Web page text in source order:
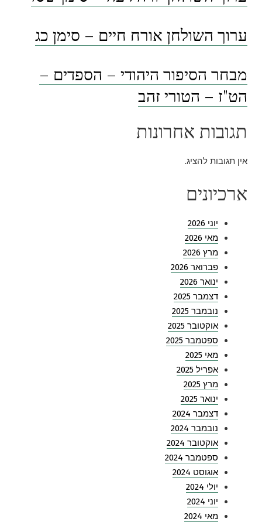
ערוך השולחן אורח חיים – סימן כג
מבחר הסיפור היהודי – הספדים –
הט"ז – הטורי זהב
תגובות אחרונות
אין תגובות להציג.
ארכיונים
יוני 2026
מאי 2026
מרץ 2026
פברואר 2026
ינואר 2026
דצמבר 2025
נובמבר 2025
אוקטובר 2025
ספטמבר 2025
מאי 2025
אפריל 2025
מרץ 2025
ינואר 2025
דצמבר 2024
נובמבר 2024
אוקטובר 2024
ספטמבר 2024
אוגוסט 2024
יולי 2024
יוני 2024
מאי 2024